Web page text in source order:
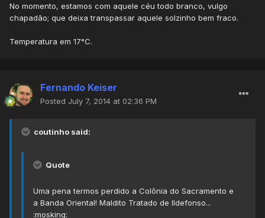
No momento, estamos com aquele céu todo branco, vulgo
chapadão; que deixa transpassar aquele solzinho bem fraco.
Temperatura em 17°C.
Fernando Keiser
Posted July 7, 2014 at 02:36 PM
coutinho said:
Quote
Uma pena termos perdido a Colônia do Sacramento e
a Banda Oriental! Maldito Tratado de Ildefonso...
:mosking: